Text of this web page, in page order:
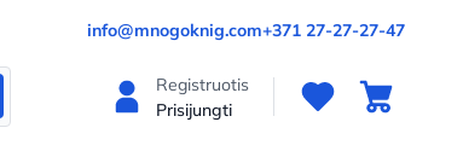
info@mnogoknig.com+371 27-27-27-47
Registruotis
Prisijungti